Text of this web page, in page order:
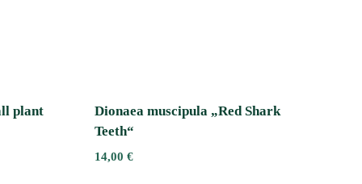
plant
Dionaea muscipula „Red Shark
Teeth“
14,00 €